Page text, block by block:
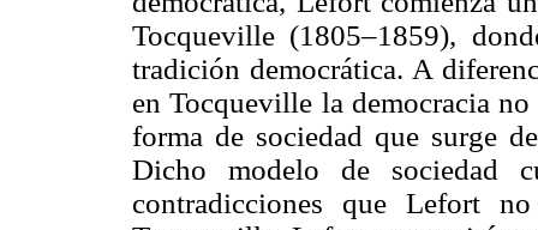
Tocqueville (1805–1859),
tradición democrática. A
en Tocqueville la democracia
forma de sociedad que surge
Dicho modelo de sociedad
contradicciones que Lefort